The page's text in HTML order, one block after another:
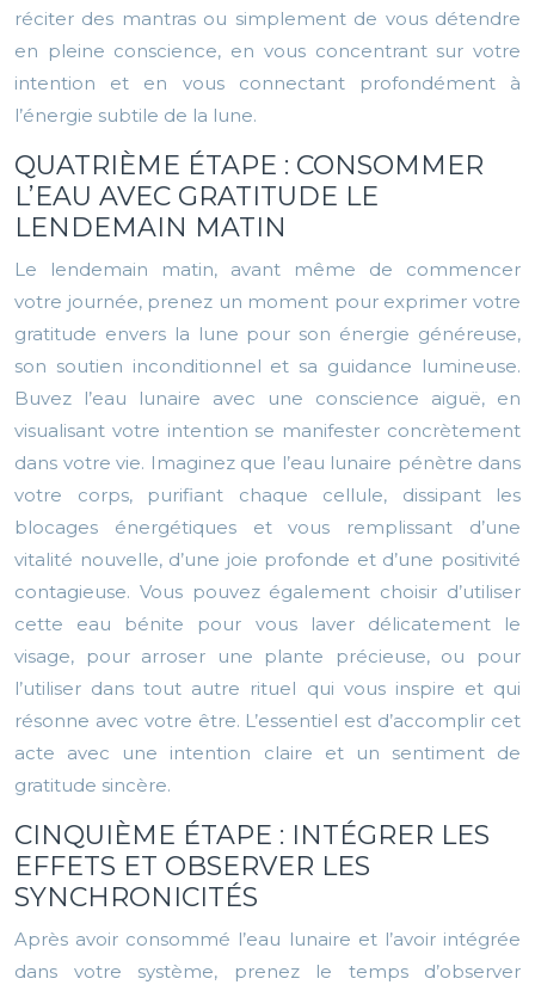
réciter des mantras ou simplement de vous détendre
en pleine conscience, en vous concentrant sur votre
intention et en vous connectant profondément à
l’énergie subtile de la lune.
QUATRIÈME ÉTAPE : CONSOMMER
L’EAU AVEC GRATITUDE LE
LENDEMAIN MATIN
Le lendemain matin, avant même de commencer
votre journée, prenez un moment pour exprimer votre
gratitude envers la lune pour son énergie généreuse,
son soutien inconditionnel et sa guidance lumineuse.
Buvez l’eau lunaire avec une conscience aiguë, en
visualisant votre intention se manifester concrètement
dans votre vie. Imaginez que l’eau lunaire pénètre dans
votre corps, purifiant chaque cellule, dissipant les
blocages énergétiques et vous remplissant d’une
vitalité nouvelle, d’une joie profonde et d’une positivité
contagieuse. Vous pouvez également choisir d’utiliser
cette eau bénite pour vous laver délicatement le
visage, pour arroser une plante précieuse, ou pour
l’utiliser dans tout autre rituel qui vous inspire et qui
résonne avec votre être. L’essentiel est d’accomplir cet
acte avec une intention claire et un sentiment de
gratitude sincère.
CINQUIÈME ÉTAPE : INTÉGRER LES
EFFETS ET OBSERVER LES
SYNCHRONICITÉS
Après avoir consommé l’eau lunaire et l’avoir intégrée
dans votre système, prenez le temps d’observer